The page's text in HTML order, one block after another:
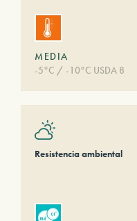
MEDIA
-5°C / -10°C USDA 8
Resistencia ambiental